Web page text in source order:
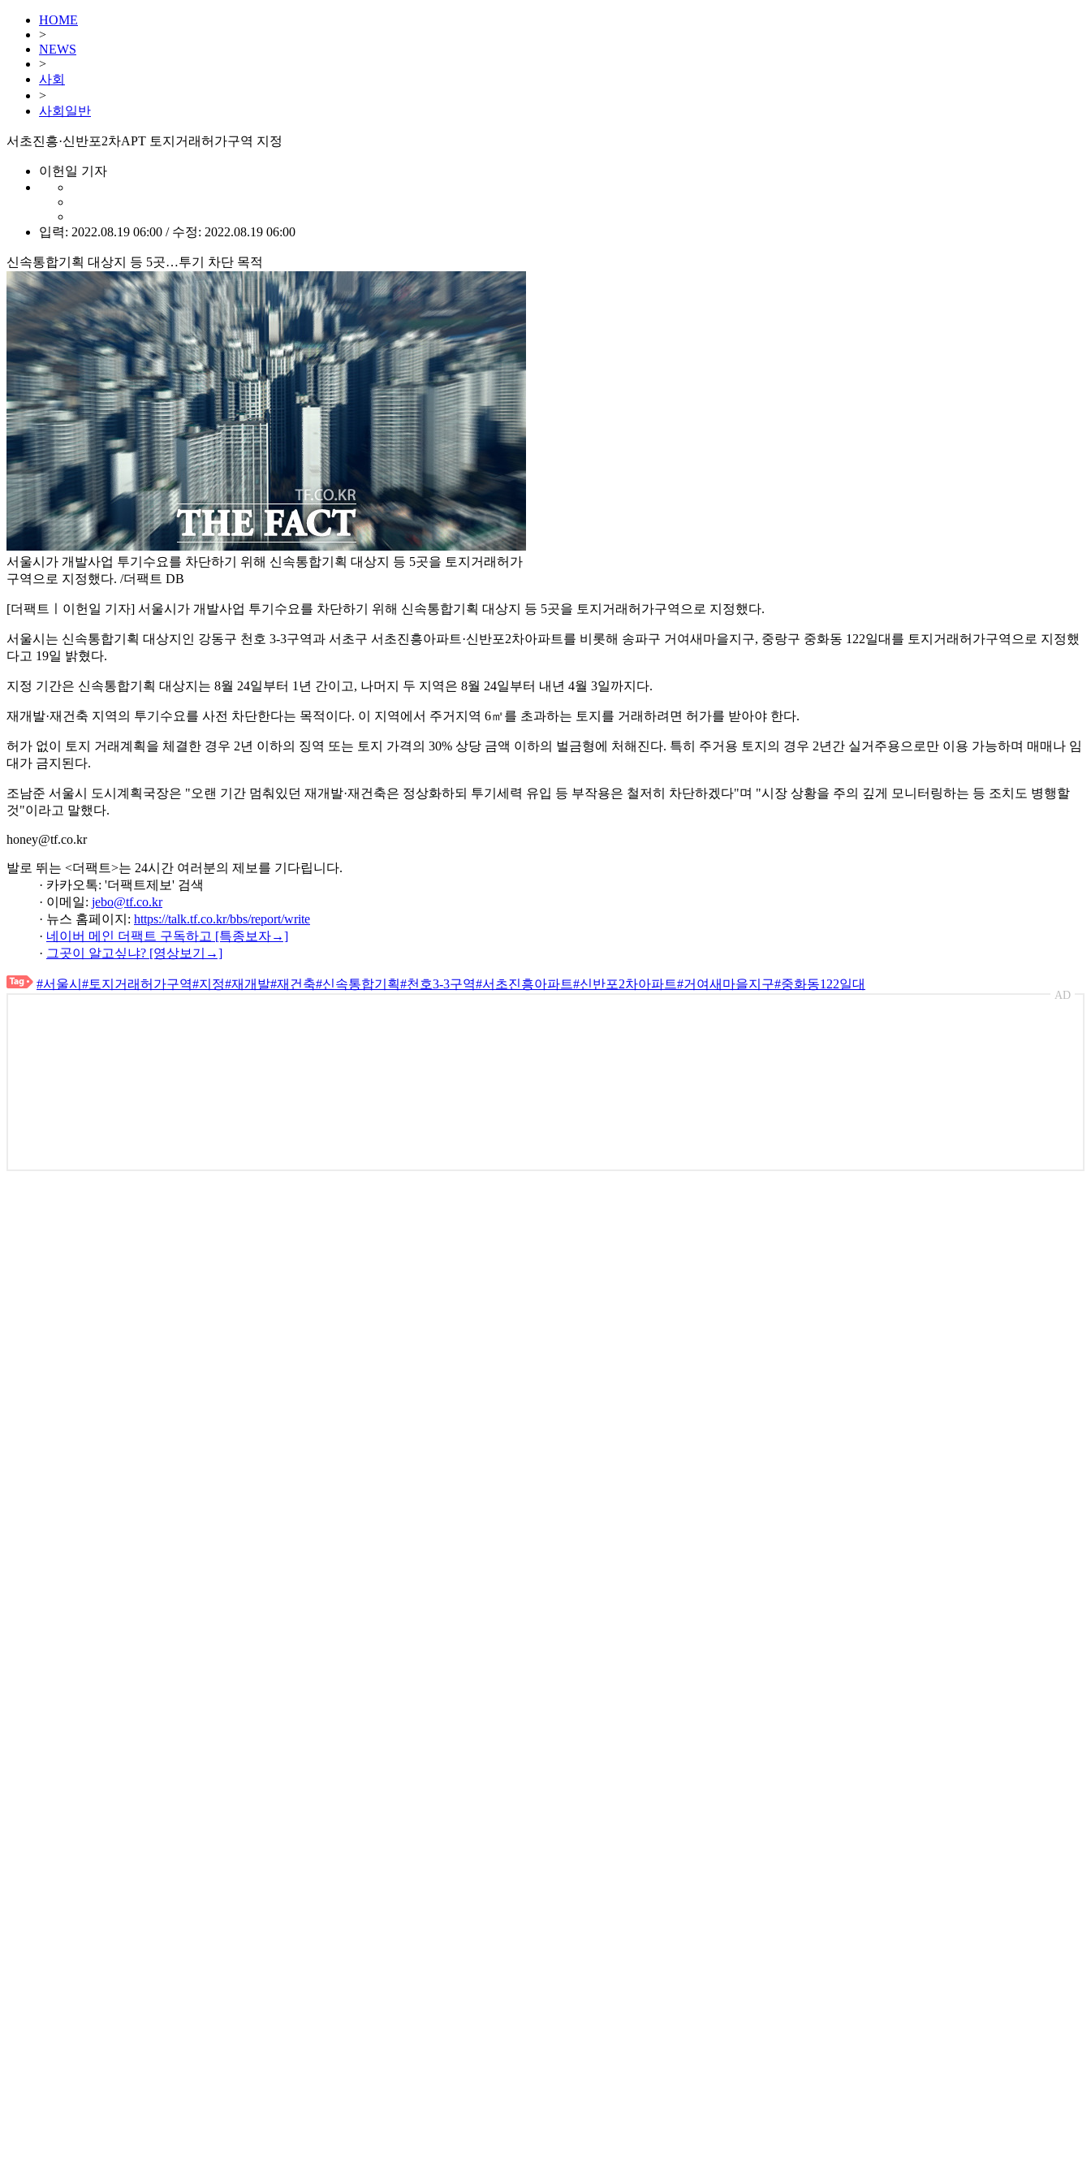
HOME
>
NEWS
>
사회
>
사회일반
서초진흥·신반포2차APT 토지거래허가구역 지정
이헌일 기자
입력: 2022.08.19 06:00 / 수정: 2022.08.19 06:00
신속통합기획 대상지 등 5곳…투기 차단 목적
서울시가 개발사업 투기수요를 차단하기 위해 신속통합기획 대상지 등 5곳을 토지거래허가
구역으로 지정했다. /더팩트 DB
[더팩트ㅣ이헌일 기자] 서울시가 개발사업 투기수요를 차단하기 위해 신속통합기획 대상지 등 5곳을 토지거래허가구역으로 지정했다.
서울시는 신속통합기획 대상지인 강동구 천호 3-3구역과 서초구 서초진흥아파트·신반포2차아파트를 비롯해 송파구 거여새마을지구, 중랑구 중화동 122일대를 토지거래허가구역으로 지정했
다고 19일 밝혔다.
지정 기간은 신속통합기획 대상지는 8월 24일부터 1년 간이고, 나머지 두 지역은 8월 24일부터 내년 4월 3일까지다.
재개발·재건축 지역의 투기수요를 사전 차단한다는 목적이다. 이 지역에서 주거지역 6㎡를 초과하는 토지를 거래하려면 허가를 받아야 한다.
허가 없이 토지 거래계획을 체결한 경우 2년 이하의 징역 또는 토지 가격의 30% 상당 금액 이하의 벌금형에 처해진다. 특히 주거용 토지의 경우 2년간 실거주용으로만 이용 가능하며 매매나 임
대가 금지된다.
조남준 서울시 도시계획국장은 "오랜 기간 멈춰있던 재개발·재건축은 정상화하되 투기세력 유입 등 부작용은 철저히 차단하겠다"며 "시장 상황을 주의 깊게 모니터링하는 등 조치도 병행할
것"이라고 말했다.
honey@tf.co.kr
발로 뛰는 <더팩트>는 24시간 여러분의 제보를 기다립니다.
· 카카오톡: '더팩트제보' 검색
· 이메일: jebo@tf.co.kr
· 뉴스 홈페이지: https://talk.tf.co.kr/bbs/report/write
· 네이버 메인 더팩트 구독하고 [특종보자→]
· 그곳이 알고싶냐? [영상보기→]
#서울시 #토지거래허가구역#지정#재개발#재건축#신속통합기획#천호3-3구역#서초진흥아파트#신반포2차아파트#거여새마을지구#중화동122일대
AD